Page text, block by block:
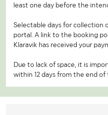
least one day before the
Selectable days for collection
portal. A link to the booking
Klaravik has received your
Due to lack of space, it is
within 12 days from the end of